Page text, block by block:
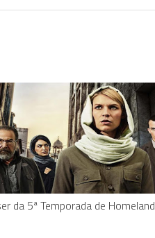
da 5ª Temporada de Homeland